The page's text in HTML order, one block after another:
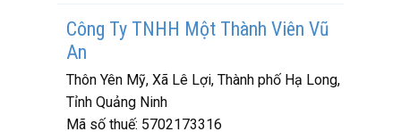
Công Ty TNHH Một Thành Viên Vũ
An
Thôn Yên Mỹ, Xã Lê Lợi, Thành phố Hạ Long,
Tỉnh Quảng Ninh
Mã số thuế: 5702173316